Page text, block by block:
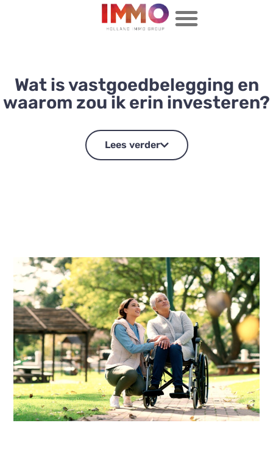
Wat is vastgoedbelegging en
waarom zou ik erin investeren?
Lees verder